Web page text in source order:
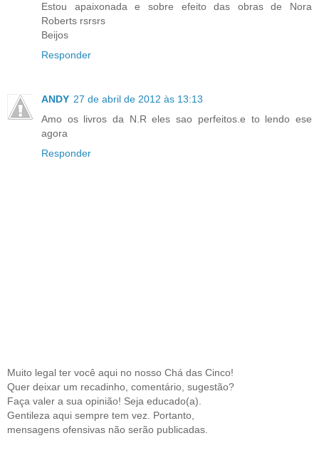
Estou apaixonada e sobre efeito das obras de Nora
Roberts rsrsrs
Beijos
Responder
ANDY 27 de abril de 2012 às 13:13
Amo os livros da N.R eles sao perfeitos.e to lendo ese
agora
Responder
Muito legal ter você aqui no nosso Chá das Cinco!
Quer deixar um recadinho, comentário, sugestão?
Faça valer a sua opinião! Seja educado(a).
Gentileza aqui sempre tem vez. Portanto,
mensagens ofensivas não serão publicadas.